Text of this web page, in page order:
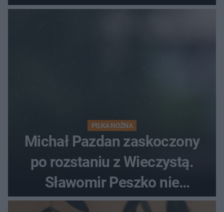
PIŁKA NOŻNA
Michał Pazdan zaskoczony
po rozstaniu z Wieczystą.
Sławomir Peszko nie
dotrzymał słowa?